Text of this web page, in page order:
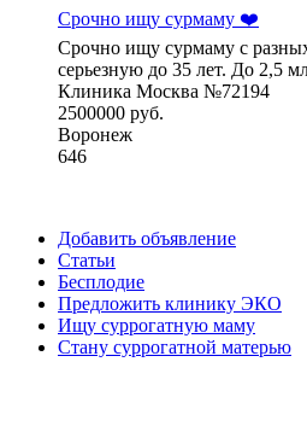
Срочно ищу сурмаму ❤️
Срочно ищу сурмаму с
серьезную до 35 лет. До 2,5
Клиника Москва №72194
2500000 руб.
Воронеж
646
Добавить объявление
Статьи
Бесплодие
Предложить клинику ЭКО
Ищу суррогатную маму
Стану суррогатной матерью